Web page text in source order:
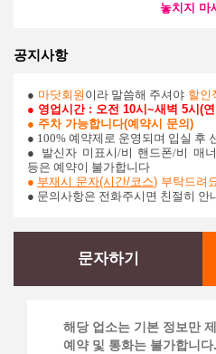
놓치지 마
공지사항
● 마닷회원 이라 말씀해 주셔야 할인
● 영업시간 : 오전 10시~새벽 5시(
● 주차 가능합니다(예약시 문의)
● 100% 예약제로 운영되며 입실 후
● 발신자 미표시/비 핸드폰/비 매
등은 예약이 불가합니다
● 부재시 문자(시간/코스) 부탁드려
● 문의사항은 전화주시면 친절히 안
문자하기
해당 업소는 기본 정보만
예약 및 통화는 불가합니다.